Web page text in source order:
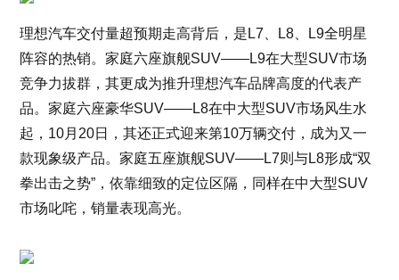
理想汽车交付量超预期走高背后，是L7、L8、L9全明星
阵容的热销。家庭六座旗舰SUV——L9在大型SUV市场
竞争力拔群，其更成为推升理想汽车品牌高度的代表产
品。家庭六座豪华SUV——L8在中大型SUV市场风生水
起，10月20日，其还正式迎来第10万辆交付，成为又一
款现象级产品。家庭五座旗舰SUV——L7则与L8形成“双
拳出击之势”，依靠细致的定位区隔，同样在中大型SUV
市场叱咤，销量表现高光。